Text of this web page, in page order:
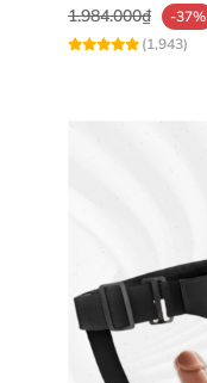
1.984.000₫
-37%
(1,943)